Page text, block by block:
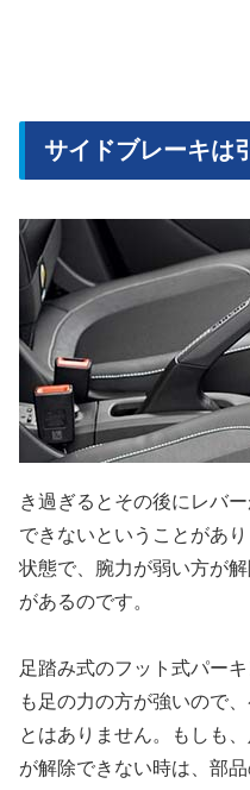
サイドブレーキは
き過ぎるとその後にレバ
できないということがあ
状態で、腕力が弱い方が
があるのです。
足踏み式のフット式パー
も足の力の方が強いので
とはありません。もしも
が解除できない時は、部